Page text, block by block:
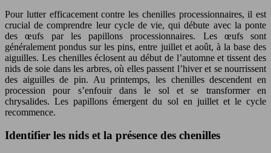
Pour lutter efficacement contre les chenilles processionnaires, il est
crucial de comprendre leur cycle de vie, qui débute avec la ponte
des œufs par les papillons processionnaires. Les œufs sont
généralement pondus sur les pins, entre juillet et août, à la base des
aiguilles. Les chenilles éclosent au début de l’automne et tissent des
nids de soie dans les arbres, où elles passent l’hiver et se nourrissent
des aiguilles de pin. Au printemps, les chenilles descendent en
procession pour s’enfouir dans le sol et se transformer en
chrysalides. Les papillons émergent du sol en juillet et le cycle
recommence.
Identifier les nids et la présence des chenilles